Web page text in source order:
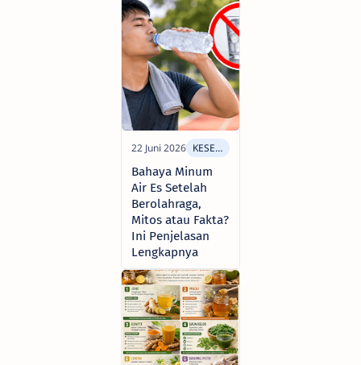
Bahaya Minum
Air Es Setelah
Berolahraga,
Mitos atau Fakta?
Ini Penjelasan
Lengkapnya